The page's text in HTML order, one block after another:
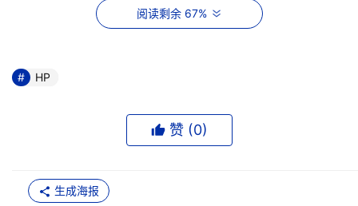
eva5000以及企业数据中心的灾难恢复作业。推出
解决方案重新命名为HP StorageWorks eva5000。
eva5000提供CA EVA远程复制功能，让客户拥有业务永续
性以及高可用性的解决方案。
理，因此HP OpenView Storage Management Appliance
阅读剩余 67%
HP
赞 (0)
生成海报